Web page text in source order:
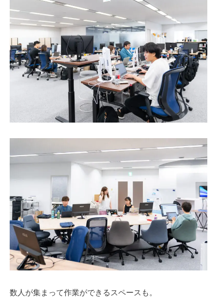
数人が集まって作業ができるスペースも。